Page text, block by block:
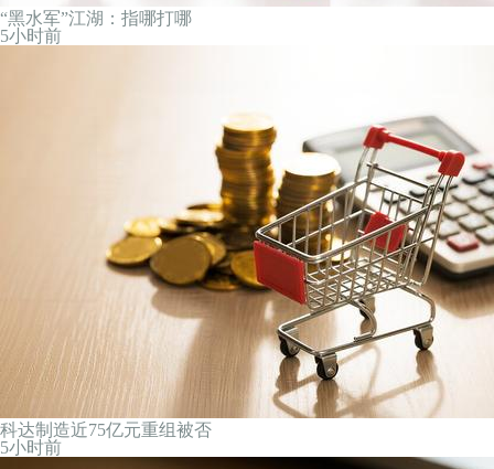
“黑水军”江湖：指哪打哪
5小时前
科达制造近75亿元重组被否
5小时前